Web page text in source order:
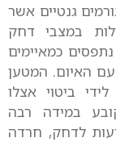
גנטיים אשר
במצבי דחק
כמאיימים
עם האיום. המטען
ביטוי אצלו
במידה רבה
לדחק, חרדה